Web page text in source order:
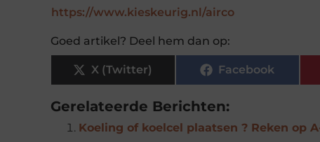
https://www.kieskeurig.nl/airco
Goed artikel? Deel hem dan op:
X (Twitter) Facebook
Gerelateerde Berichten:
Koeling of koelcel plaatsen ? Reken op